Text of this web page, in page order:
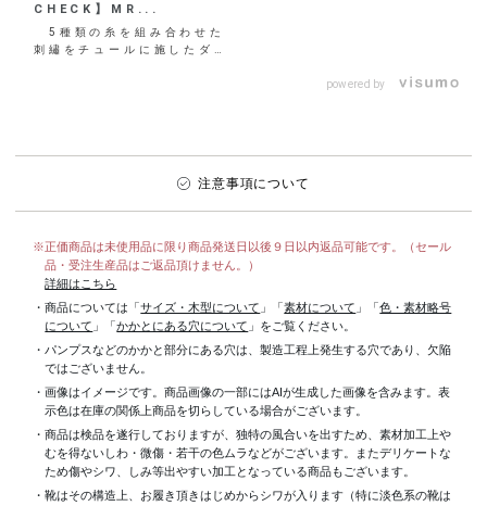
CHECK】MR...
5種類の糸を組み合わせた
刺繡をチュールに施したダイ
powered by
注意事項について
※正価商品は未使用品に限り商品発送日以後９日以内返品可能です。（セール
品・受注生産品はご返品頂けません。）
詳細はこちら
・商品については「サイズ・木型について 」「素材について 」「色・素材略号
について 」「かかとにある穴について 」をご覧ください。
・パンプスなどのかかと部分にある穴は、製造工程上発生する穴であり、欠陥
ではございません。
・画像はイメージです。商品画像の一部にはAIが生成した画像を含みます。表
示色は在庫の関係上商品を切らしている場合がございます。
・商品は検品を遂行しておりますが、独特の風合いを出すため、素材加工上
むを得ないしわ・微傷・若干の色ムラなどがございます。またデリケートな
ため傷やシワ、しみ等出やすい加工となっている商品もございます。
・靴はその構造上、お履き頂きはじめからシワが入ります（特に淡色系の靴は